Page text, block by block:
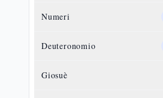
Numeri
Deuteronomio
Giosuè